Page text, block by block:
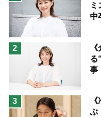
息子の遠距離介護サバ
兄がボケました
予防法
中
な
2
る
事
る
3
ぶ